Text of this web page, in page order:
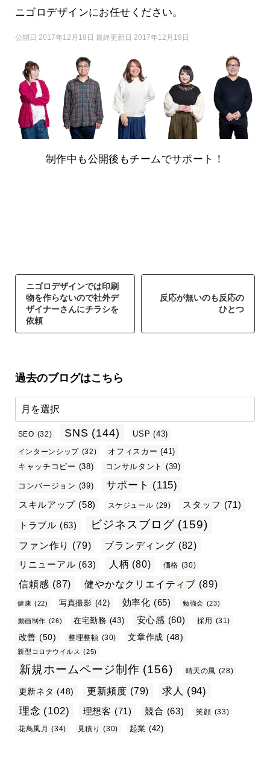
ニゴロデザインにお任せください。
公開日 2017年12月18日 最終更新日 2017年12月18日
制作中も公開後もチームでサポート！
ニゴロデザインでは印刷
物を作らないので社外デ
ザイナーさんにチラシを
依頼
反応が無いのも反応の
ひとつ
過去のブログはこちら
SEO (32) SNS (144) USP (43)
インターンシップ (32) オフィスカー (41)
キャッチコピー (38) コンサルタント (39)
コンバージョン (39) サポート (115)
スキルアップ (58) スケジュール (29) スタッフ (71)
トラブル (63) ビジネスブログ (159)
ファン作り (79) ブランディング (82)
リニューアル (63) 人柄 (80) 価格 (30)
信頼感 (87) 健やかなクリエイティブ (89)
健康 (22) 写真撮影 (42) 効率化 (65) 勉強会 (23)
動画制作 (26) 在宅勤務 (43) 安心感 (60) 採用 (31)
改善 (50) 整理整頓 (30) 文章作成 (48)
新型コロナウイルス (25)
新規ホームページ制作 (156) 晴天の風 (28)
更新ネタ (48) 更新頻度 (79) 求人 (94)
理念 (102) 理想客 (71) 競合 (63) 笑顔 (33)
花鳥風月 (34) 見積り (30) 起業 (42)